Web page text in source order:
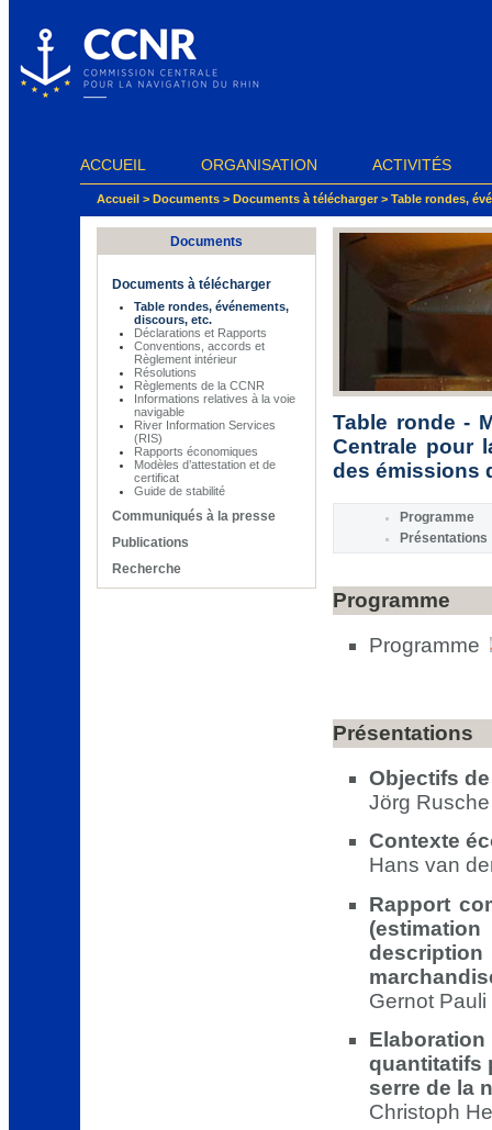
ACCUEIL ORGANISATION ACTIVITÉS
Accueil > Documents > Documents à télécharger> Table rondes,
Documents
Documents à télécharger
Table rondes, événements,
discours, etc.
Déclarations et Rapports
Conventions, accords et
Règlement intérieur
Résolutions
Règlements de la CCNR
Informations relatives à la voie
navigable
River Information Services
(RIS)
Rapports économiques
Modèles d’attestation et de
certificat
Guide de stabilité
Communiqués à la presse
Publications
Recherche
Table ronde -
Centrale pour
des émissions
Programme
Présentations
Programme
Programme
Présentations
Objectifs
Jörg
Contexte
Hans van
Rapport
Gernot
quantitatifs
serre de la
Christoph